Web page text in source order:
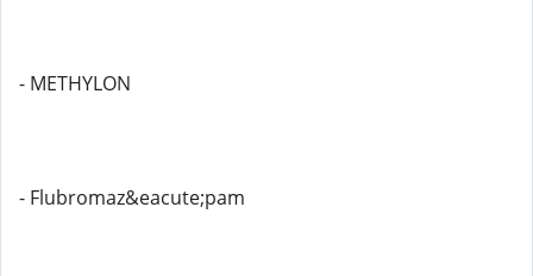
- METHYLON
- Flubromaz&eacute;pam